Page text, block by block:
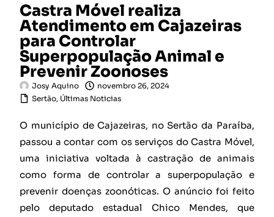
Castra Móvel realiza
Atendimento em Cajazeiras
para Controlar
Superpopulação Animal e
Prevenir Zoonoses
Josy Aquino
novembro 26, 2024
Sertão, Últimas Noticias
O município de Cajazeiras, no Sertão da Paraíba,
passou a contar com os serviços do Castra Móvel,
uma iniciativa voltada à castração de animais
como forma de controlar a superpopulação e
prevenir doenças zoonóticas. O anúncio foi feito
pelo deputado estadual Chico Mendes, que